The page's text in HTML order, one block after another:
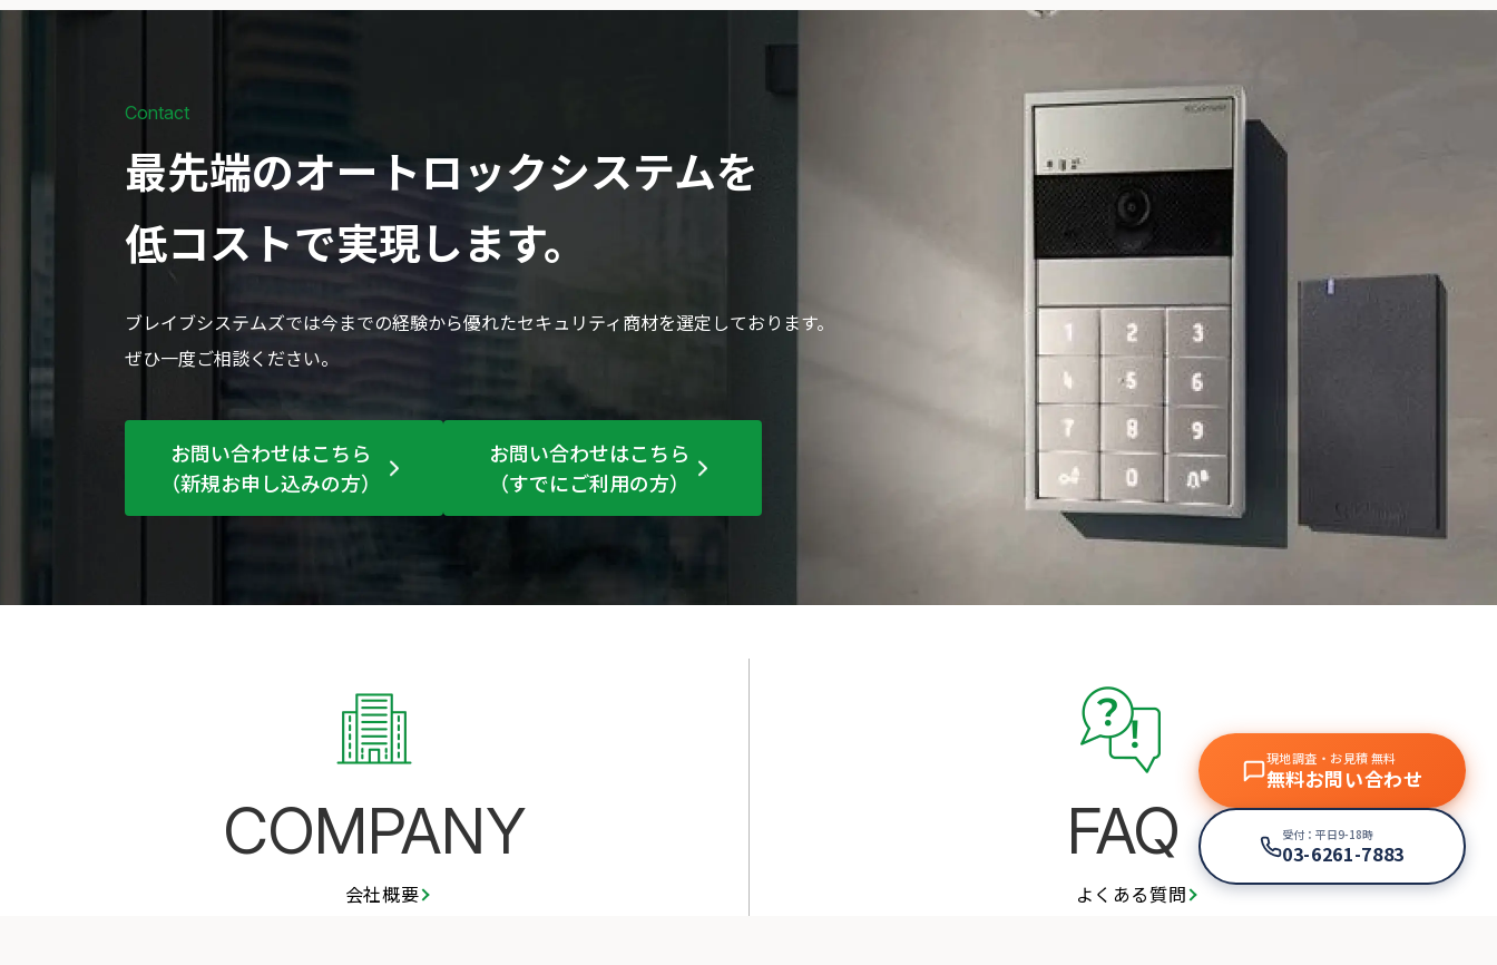
Contact
最先端のオートロックシステムを
低コストで実現します。
ブレイブシステムズでは今までの経験から優れたセキュリティ商材を選定しております。
ぜひ一度ご相談ください。
お問い合わせはこちら
（新規お申し込みの方）
お問い合わせはこちら
（すでにご利用の方）
COMPANY
会社概要
FAQ
よくある質問
現地調査・お見積 無料
無料お問い合わせ
受付：平日9-18時
03-6261-7883